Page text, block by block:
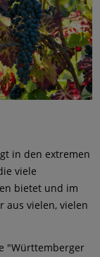
in den extremen
viele
bietet und im
aus vielen, vielen
"Württemberger